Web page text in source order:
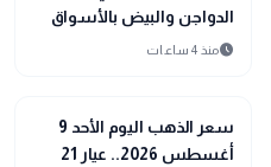
الدواجن والبيض بالأسواق
اليوم الأحد 9 أغسطس
scheduleمنذ 4 ساعات
trending_up
اقتصاد
سعر الذهب اليوم الأحد 9
أغسطس 2026.. عيار 21